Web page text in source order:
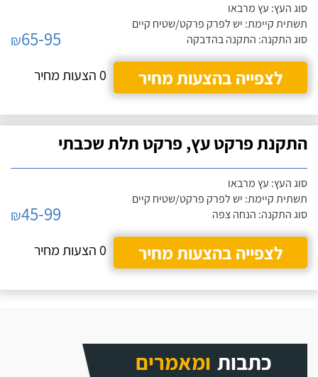
סוג העץ: עץ מרבאו
תשתית קיימת: יש לפרק פרקט/שטיח קיים
סוג התקנה: התקנה בהדבקה
₪65-95
לצפייה בהצעות מחיר
0 הצעות מחיר
התקנת פרקט עץ, פרקט תלת שכבתי
סוג העץ: עץ מרבאו
תשתית קיימת: יש לפרק פרקט/שטיח קיים
סוג התקנה: הנחה צפה
₪45-99
לצפייה בהצעות מחיר
0 הצעות מחיר
כתבות ומאמרים